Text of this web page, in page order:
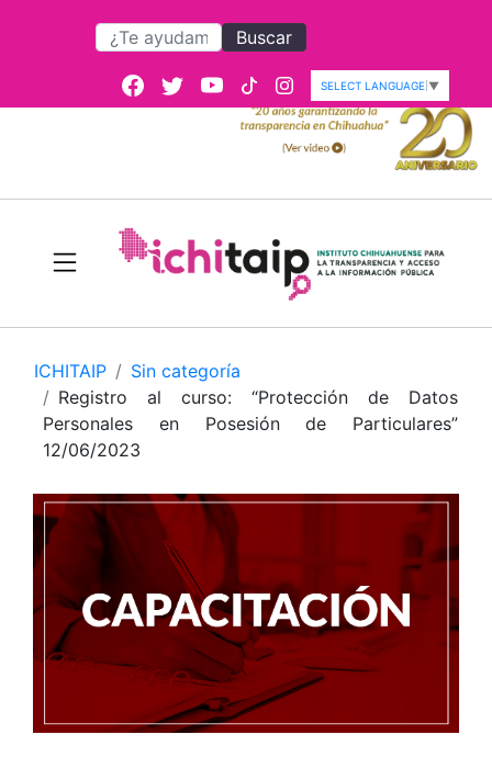
Buscar
SELECT LANGUAGE ▼
ICHITAIP
Sin categoría
Registro al curso: “Protección de Datos
Personales en Posesión de Particulares”
12/06/2023